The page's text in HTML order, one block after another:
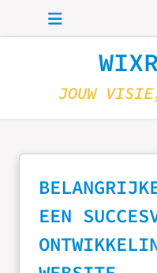
Skip to main content
JOUW
EEN